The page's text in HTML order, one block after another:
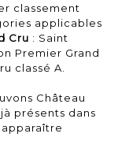
classement
applicables
Cru : Saint
Premier Grand
classé A.
Château
présents dans